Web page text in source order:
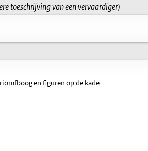
toeschrijving van een vervaardiger)
en figuren op de kade